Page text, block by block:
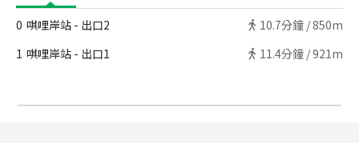
0 唭哩岸站 - 出口2 10.7分鐘 /850m
1 唭哩岸站 - 出口1 11.4分鐘 /921m